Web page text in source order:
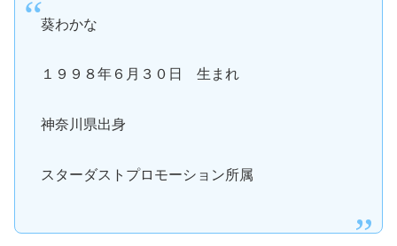
葵わかな
１９９８年６月３０日 生まれ
神奈川県出身
スターダストプロモーション所属